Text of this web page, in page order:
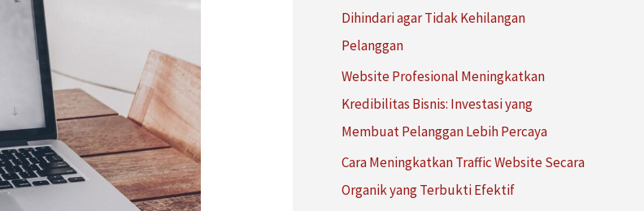
Dihindari agar Tidak Kehilangan
Pelanggan
Website Profesional Meningkatkan
Kredibilitas Bisnis: Investasi yang
Membuat Pelanggan Lebih Percaya
Cara Meningkatkan Traffic Website Secara
Organik yang Terbukti Efektif